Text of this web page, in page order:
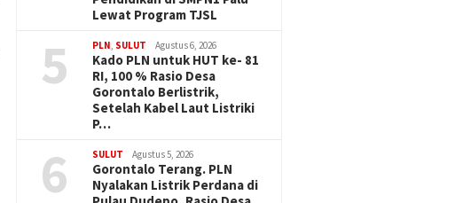
Lewat Program TJSL
5 PLN, SULUT Agustus 6, 2026
Kado PLN untuk HUT ke- 81
RI, 100 % Rasio Desa
Gorontalo Berlistrik,
Setelah Kabel Laut Listriki
P…
6 SULUT Agustus 5, 2026
Gorontalo Terang. PLN
Nyalakan Listrik Perdana di